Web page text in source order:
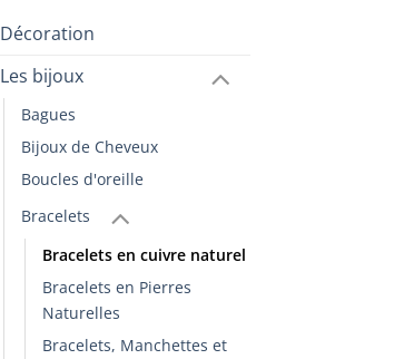
Décoration
Les bijoux
Bagues
Bijoux de Cheveux
Boucles d'oreille
Bracelets
Bracelets en cuivre naturel
Bracelets en Pierres
Naturelles
Bracelets, Manchettes et